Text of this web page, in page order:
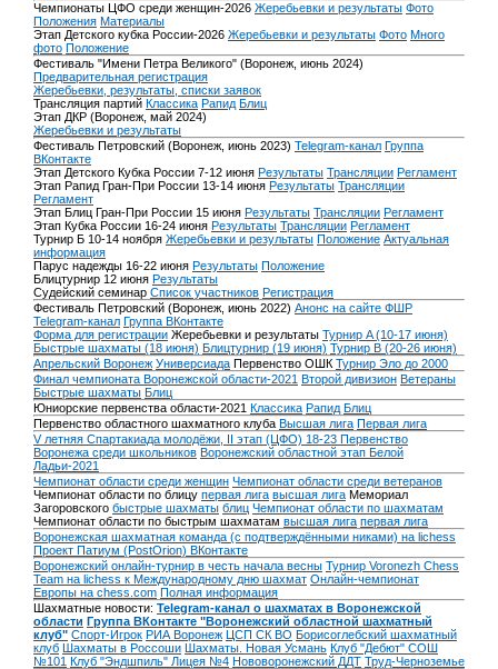
Чемпионаты ЦФО среди женщин-2026 Жеребьевки и результаты Фото
Положения Материалы
Этап Детского кубка России-2026 Жеребьевки и результаты Фото Много
фото Положение
Фестиваль "Имени Петра Великого" (Воронеж, июнь 2024)
Предварительная регистрация
Жеребьевки, результаты, списки заявок
Трансляция партий Классика Рапид Блиц
Этап ДКР (Воронеж, май 2024)
Жеребьевки и результаты
Фестиваль Петровский (Воронеж, июнь 2023) Telegram-канал Группа
ВКонтакте
Этап Детского Кубка России 7-12 июня Результаты Трансляции Регламент
Этап Рапид Гран-При России 13-14 июня Результаты Трансляции
Регламент
Этап Блиц Гран-При России 15 июня Результаты Трансляции Регламент
Этап Кубка России 16-24 июня Результаты Трансляции Регламент
Турнир Б 10-14 ноября Жеребьевки и результаты Положение Актуальная
информация
Парус надежды 16-22 июня Результаты Положение
Блицтурнир 12 июня Результаты
Судейский семинар Список участников Регистрация
Фестиваль Петровский (Воронеж, июнь 2022) Анонс на сайте ФШР
Telegram-канал Группа ВКонтакте
Форма для регистрации Жеребьевки и результаты Турнир A (10-17 июня)
Быстрые шахматы (18 июня) Блицтурнир (19 июня) Турнир B (20-26 июня)
Апрельский Воронеж Универсиада Первенство ОШК Турнир Эло до 2000
Финал чемпионата Воронежской области-2021 Второй дивизион Ветераны
Быстрые шахматы Блиц
Юниорские первенства области-2021 Классика Рапид Блиц
Первенство областного шахматного клуба Высшая лига Первая лига
V летняя Спартакиада молодёжи, II этап (ЦФО) 18-23 Первенство
Воронежа среди школьников Воронежский областной этап Белой
Ладьи-2021
Чемпионат области среди женщин Чемпионат области среди ветеранов
Чемпионат области по блицу первая лига высшая лига Мемориал
Загоровского быстрые шахматы блиц Чемпионат области по шахматам
Чемпионат области по быстрым шахматам высшая лига первая лига
Воронежская шахматная команда (с подтверждёнными никами) на lichess
Проект Патиум (PostOrion) ВКонтакте
Воронежский онлайн-турнир в честь начала весны Турнир Voronezh Chess
Team на lichess к Международному дню шахмат Онлайн-чемпионат
Европы на chess.com Полная информация
Шахматные новости: Telegram-канал о шахматах в Воронежской
области Группа ВКонтакте "Воронежский областной шахматный
клуб" Спорт-Игрок РИА Воронеж ЦСП СК ВО Борисоглебский шахматный
клуб Шахматы в Россоши Шахматы. Новая Усмань Клуб "Дебют" СОШ
№101 Клуб "Эндшпиль" Лицея №4 Нововоронежский ДДТ Труд-Черноземье